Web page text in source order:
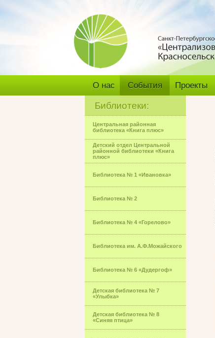
О нас События Проекты
Библиотеки:
Центральная районная
библиотека «Книга плюс»
Детский отдел Центральной
районной библиотеки «Книга
плюс»
Библиотека № 1 «Ивановка»
Библиотека № 2
Библиотека № 4 «Горелово»
Библиотека им. А.Ф.Можайского
Библиотека № 6 «Дудергоф»
Детская библиотека № 7
«Улыбка»
Детская библиотека № 8
«Синяя птица»